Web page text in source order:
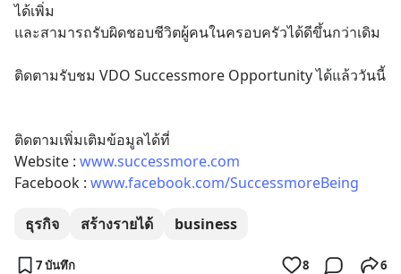
ได้เพิ่ม
และสามารถรับผิดชอบชีวิตผู้คนในครอบครัวได้ดีขึ้นกว่าเดิม
ติดตามรับชม VDO Successmore Opportunity ได้แล้ววันนี้
ติดตามเพิ่มเติมข้อมูลได้ที่
Website : www.successmore.com
Facebook : www.facebook.com/SuccessmoreBeing
ธุรกิจ สร้างรายได้ business
7 บันทึก 8 6